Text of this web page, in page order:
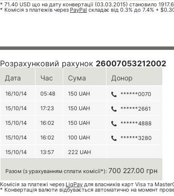
* 71.40 USD що на дату конвертації (03.03.2015) становило
* Комісія з платежів через PayPal складає від 0.3% до 7.4% +
Розрахунковий рахунок 26007053212002
Дата Час Сума Донор
16/10/14 05:48 150 UAH ******0070
15/10/14 17:23 150 UAH ******2661
15/10/14 16:02 150 UAH ******4888
15/10/14 16:02 100 UAH ******3280
15/10/14 13:57 222 UAH
Разом (з урахуванням сплати комісії*): 700 227.00 грн
Комісія за платежі через LiqPay для власників карт Visa та
* Конвертація валюти відбувається автоматично на момент